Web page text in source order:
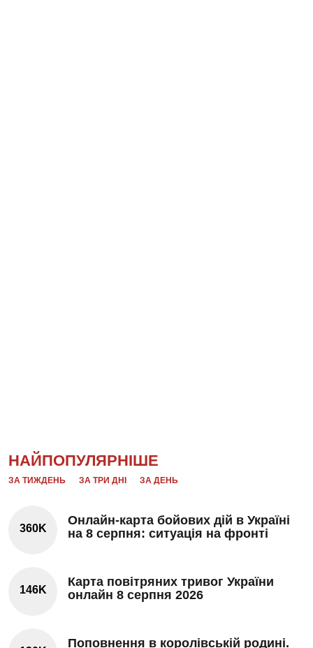
НАЙПОПУЛЯРНІШЕ
ЗА ТИЖДЕНЬ ЗА ТРИ ДНІ ЗА ДЕНЬ
360K
Онлайн-карта бойових дій в Україні
на 8 серпня: ситуація на фронті
146K
Карта повітряних тривог України
онлайн 8 серпня 2026
Поповнення в королівській родині.